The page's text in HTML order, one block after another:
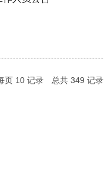
页 10 记录 总共 349 记录